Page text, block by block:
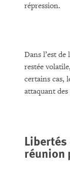
répression.
Dans l’est
restée
certains cas,
attaquant
Libertés
réunion